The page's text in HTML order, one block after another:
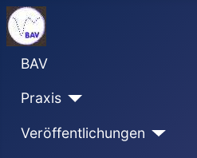
BAV
Praxis
Veröffentlichungen